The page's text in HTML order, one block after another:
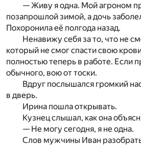
— Живу я одна. Мой агроном
позапрошлой зимой, а дочь
Похоронила её полгода назад.
Ненавижу себя за то, что не
который не смог спасти свою
полностью теперь в работе. Если
обычного, вою от тоски.
Вдруг послышался громкий
в дверь.
Ирина пошла открывать.
Кузнец слышал, как она
— Не могу сегодня, я не одна.
Слов мужчины Иван